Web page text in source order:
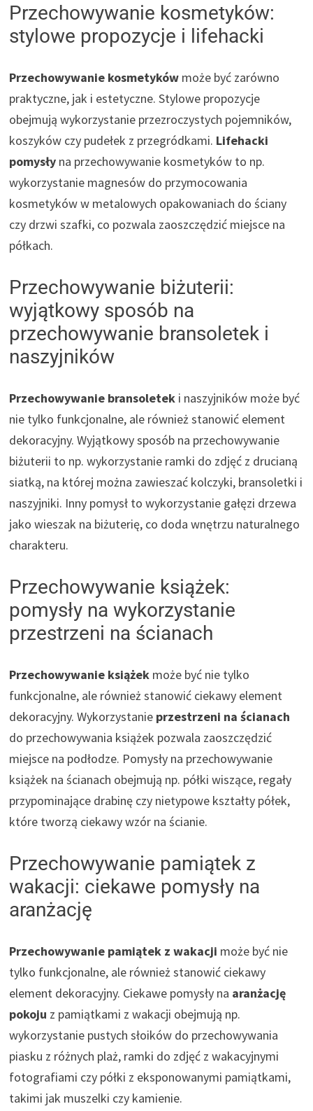
Przechowywanie kosmetyków:
stylowe propozycje i lifehacki
Przechowywanie kosmetyków może być zarówno
praktyczne, jak i estetyczne. Stylowe propozycje
obejmują wykorzystanie przezroczystych pojemników,
koszyków czy pudełek z przegródkami. Lifehacki
pomysły na przechowywanie kosmetyków to np.
wykorzystanie magnesów do przymocowania
kosmetyków w metalowych opakowaniach do ściany
czy drzwi szafki, co pozwala zaoszczędzić miejsce na
półkach.
Przechowywanie biżuterii:
wyjątkowy sposób na
przechowywanie bransoletek i
naszyjników
Przechowywanie bransoletek i naszyjników może być
nie tylko funkcjonalne, ale również stanowić element
dekoracyjny. Wyjątkowy sposób na przechowywanie
biżuterii to np. wykorzystanie ramki do zdjęć z drucianą
siatką, na której można zawieszać kolczyki, bransoletki i
naszyjniki. Inny pomysł to wykorzystanie gałęzi drzewa
jako wieszak na biżuterię, co doda wnętrzu naturalnego
charakteru.
Przechowywanie książek:
pomysły na wykorzystanie
przestrzeni na ścianach
Przechowywanie książek może być nie tylko
funkcjonalne, ale również stanowić ciekawy element
dekoracyjny. Wykorzystanie przestrzeni na ścianach
do przechowywania książek pozwala zaoszczędzić
miejsce na podłodze. Pomysły na przechowywanie
książek na ścianach obejmują np. półki wiszące, regały
przypominające drabinę czy nietypowe kształty półek,
które tworzą ciekawy wzór na ścianie.
Przechowywanie pamiątek z
wakacji: ciekawe pomysły na
aranżację
Przechowywanie pamiątek z wakacji może być nie
tylko funkcjonalne, ale również stanowić ciekawy
element dekoracyjny. Ciekawe pomysły na aranżację
pokoju z pamiątkami z wakacji obejmują np.
wykorzystanie pustych słoików do przechowywania
piasku z różnych plaż, ramki do zdjęć z wakacyjnymi
fotografiami czy półki z eksponowanymi pamiątkami,
takimi jak muszelki czy kamienie.